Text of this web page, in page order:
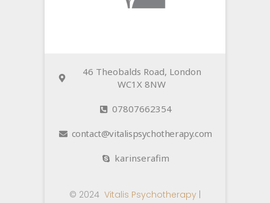
46 Theobalds Road, London
WC1X 8NW
07807662354
contact@vitalispsychotherapy.com
karinserafim
© 2024 Vitalis Psychotherapy